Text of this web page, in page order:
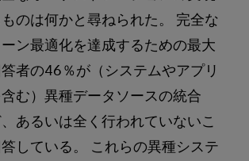
のは何かと尋ねられた。 完全な
ン最適化を達成するための最大
者の46％が（システムやアプリ
む）異種データソースの統合
あるいは全く行われていないこ
している。 これらの異種システ